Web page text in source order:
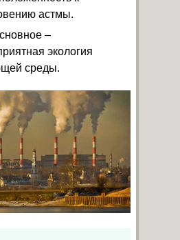
астмы.
–
экология
среды.